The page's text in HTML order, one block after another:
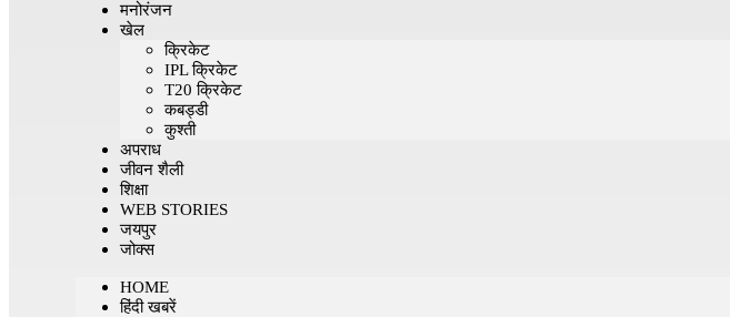
मनोरंजन
खेल
क्रिकेट
IPL क्रिकेट
T20 क्रिकेट
कबड्डी
कुश्ती
अपराध
जीवन शैली
शिक्षा
WEB STORIES
जयपुर
जोक्स
HOME
हिंदी खबरें